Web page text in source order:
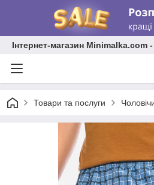
Інтернет-магазин Minimalka.com
Товари та послуги